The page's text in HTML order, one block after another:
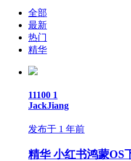
全部
最新
热门
精华
11100 1
JackJiang
发布于 1 年前
精华 小红书鸿蒙OS